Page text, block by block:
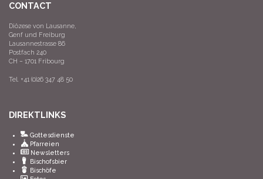
CONTACT
Diözese von Lausanne,
Genf und Freiburg
Lausannestrasse 86
Postfach 240
CH – 1701 Fribourg
Tel. +41 (0)26 347 48 50
DIREKTLINKS
Gottesdienste
Pfarreien
Newsletters
Bischofsbier
Bischöfe